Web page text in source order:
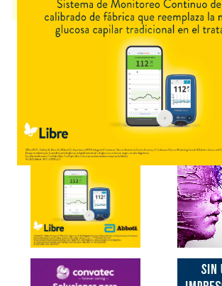
Es producido porEczaney cuenta con 1
Otros productos conetoricoxib
Otros productos de Eczane